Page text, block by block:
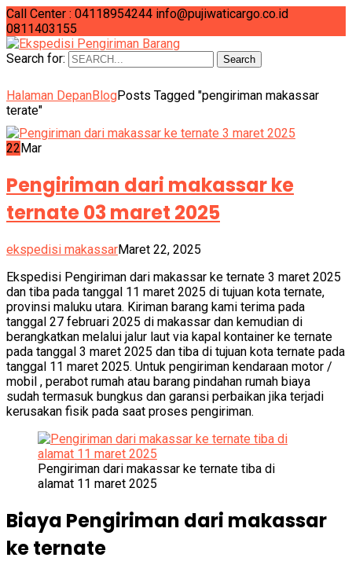
Call Center : 04118954244 info@pujiwaticargo.co.id
0811403155
Search for:
Search
Halaman DepanBlogPosts Tagged "pengiriman makassar
terate"
22Mar
Pengiriman dari makassar ke
ternate 03 maret 2025
ekspedisi makassarMaret 22, 2025
Ekspedisi Pengiriman dari makassar ke ternate 3 maret 2025
dan tiba pada tanggal 11 maret 2025 di tujuan kota ternate,
provinsi maluku utara. Kiriman barang kami terima pada
tanggal 27 februari 2025 di makassar dan kemudian di
berangkatkan melalui jalur laut via kapal kontainer ke ternate
pada tanggal 3 maret 2025 dan tiba di tujuan kota ternate pada
tanggal 11 maret 2025. Untuk pengiriman kendaraan motor /
mobil , perabot rumah atau barang pindahan rumah biaya
sudah termasuk bungkus dan garansi perbaikan jika terjadi
kerusakan fisik pada saat proses pengiriman.
Pengiriman dari makassar ke ternate tiba di
alamat 11 maret 2025
Biaya Pengiriman dari makassar
ke ternate